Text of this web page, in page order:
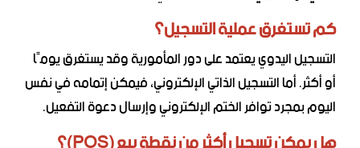
كم تستغرق عملية التسجيل؟
التسجيل اليدوي يعتمد على دور المأمورية وقد يستغرق يومًا
أو أكثر. أما التسجيل الذاتي الإلكتروني، فيمكن إتمامه في نفس
اليوم بمجرد توافر الختم الإلكتروني وإرسال دعوة التفعيل.